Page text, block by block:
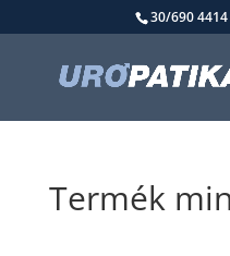
30/690 4414
Termék